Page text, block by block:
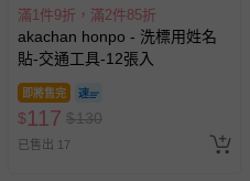
滿1件9折，滿2件85折
akachan honpo - 洗標用姓名
貼-交通工具-12張入
即將售完
$117 $130
已售出 17